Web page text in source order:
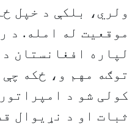
ولري، بلکې د خپل
موقعیت له امله. د
لپاره افغانستان
توګه مهم و، ځکه
کولی شو د
ثبات او د نړیوال